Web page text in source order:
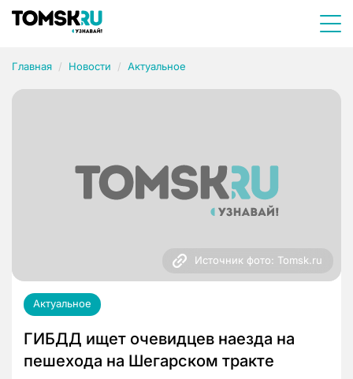
Главная Новости Актуальное
Источник фото: Tomsk.ru
Актуальное
ГИБДД ищет очевидцев наезда на
пешехода на Шегарском тракте